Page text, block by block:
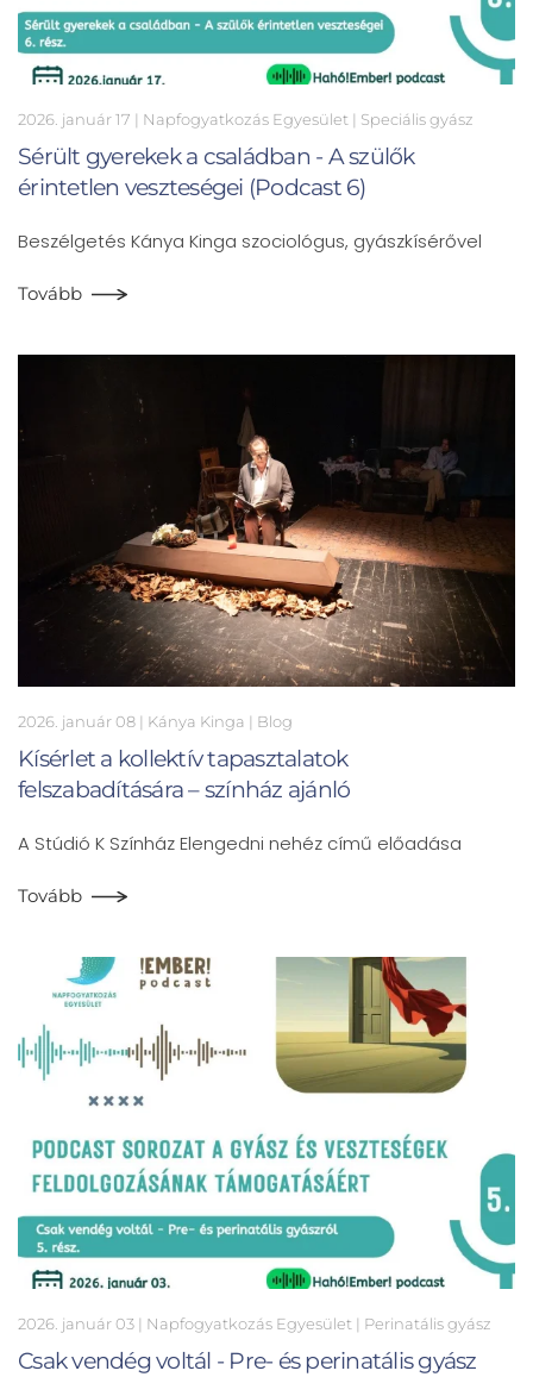
2026. január 17 | Napfogyatkozás Egyesület | Speciális gyász
Sérült gyerekek a családban - A szülők
érintetlen veszteségei (Podcast 6)
Beszélgetés Kánya Kinga szociológus, gyászkísérővel
Tovább
2026. január 08 | Kánya Kinga | Blog
Kísérlet a kollektív tapasztalatok
felszabadítására – színház ajánló
A Stúdió K Színház Elengedni nehéz című előadása
Tovább
2026. január 03 | Napfogyatkozás Egyesület | Perinatális gyász
Csak vendég voltál - Pre- és perinatális gyász